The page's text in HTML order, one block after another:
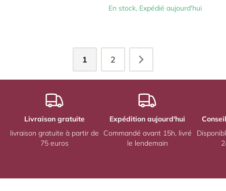
En stock, Expédié aujourd'hui
1 2
Livraison gratuite
livraison gratuite à partir de
75 euros
Expédition aujourd'hui
Commandé avant 15h, livré
le lendemain